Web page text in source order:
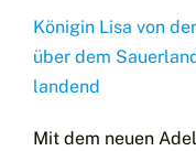
Königin Lisa von
über dem
landend
Mit dem neuen